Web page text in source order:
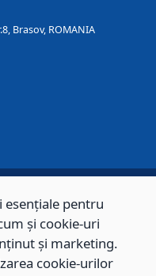
Brasov, ROMANIA
BRAȘOV, toate drepturile
esențiale pentru
și cookie-uri
și marketing.
cookie-urilor